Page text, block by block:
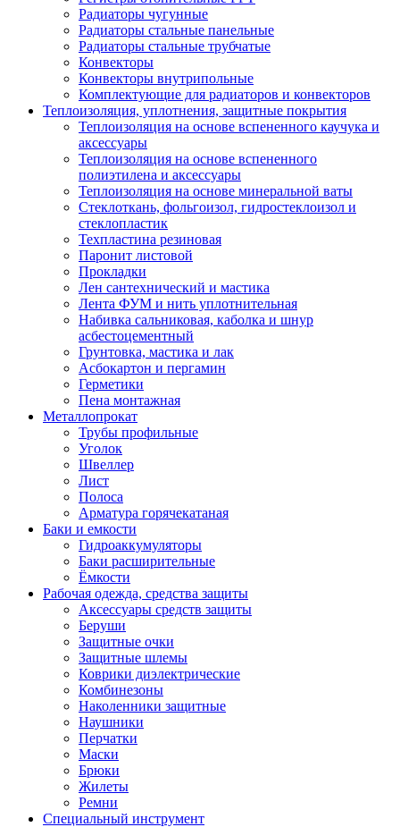
Радиаторы чугунные
Радиаторы стальные панельные
Радиаторы стальные трубчатые
Конвекторы
Конвекторы внутрипольные
Комплектующие для радиаторов и конвекторов
Теплоизоляция, уплотнения, защитные покрытия
Теплоизоляция на основе вспененного каучука и
аксессуары
Теплоизоляция на основе вспененного
полиэтилена и аксессуары
Теплоизоляция на основе минеральной ваты
Стеклоткань, фольгоизол, гидростеклоизол и
стеклопластик
Техпластина резиновая
Паронит листовой
Прокладки
Лен сантехнический и мастика
Лента ФУМ и нить уплотнительная
Набивка сальниковая, каболка и шнур
асбестоцементный
Грунтовка, мастика и лак
Асбокартон и пергамин
Герметики
Пена монтажная
Металлопрокат
Трубы профильные
Уголок
Швеллер
Лист
Полоса
Арматура горячекатаная
Баки и емкости
Гидроаккумуляторы
Баки расширительные
Ёмкости
Рабочая одежда, средства защиты
Аксессуары средств защиты
Беруши
Защитные очки
Защитные шлемы
Коврики диэлектрические
Комбинезоны
Наколенники защитные
Наушники
Перчатки
Маски
Брюки
Жилеты
Ремни
Специальный инструмент